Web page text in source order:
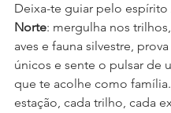
Deixa-te guiar pelo espírito
Norte: mergulha nos
aves e fauna silvestre,
únicos e sente o pulsar de
que te acolhe como
estação, cada trilho, cada